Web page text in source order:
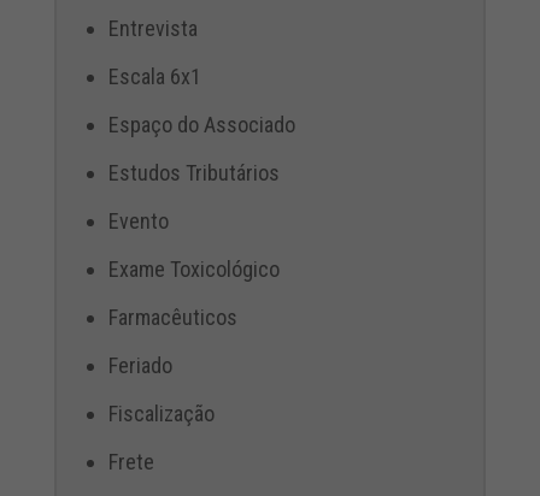
Entrevista
Escala 6x1
Espaço do Associado
Estudos Tributários
Evento
Exame Toxicológico
Farmacêuticos
Feriado
Fiscalização
Frete